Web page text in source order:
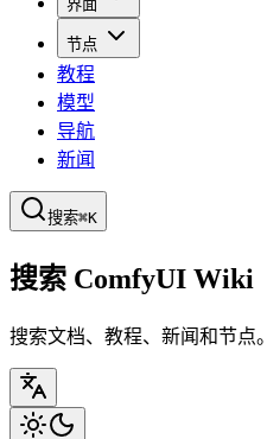
界面
节点
教程
模型
导航
新闻
搜索⌘K
搜索 ComfyUI Wiki
搜索文档、教程、新闻和节点。